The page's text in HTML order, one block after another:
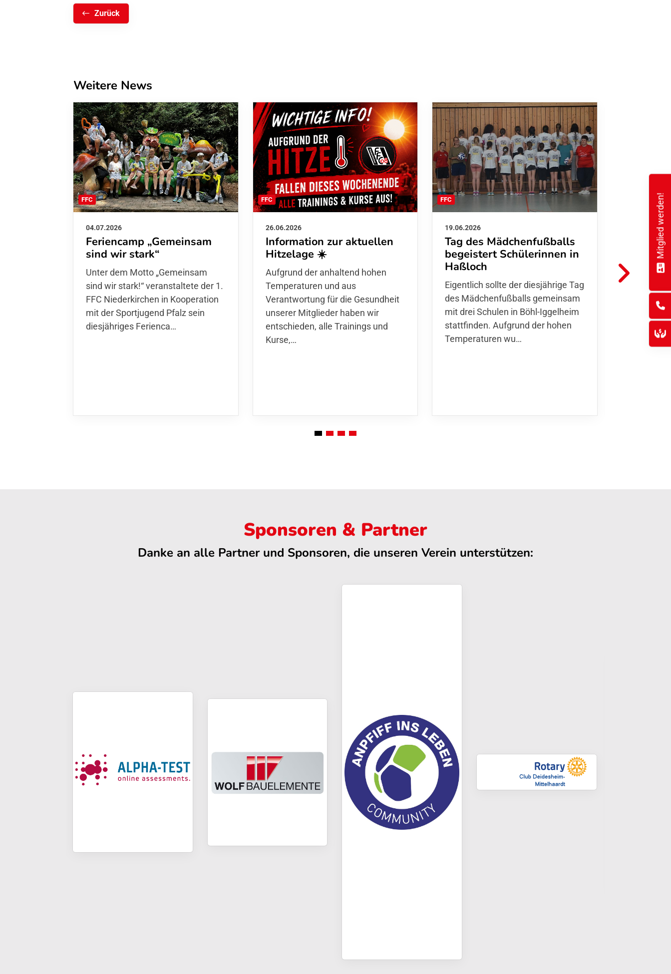
Zurück
Weitere News
FFC
04.07.2026
Feriencamp „Gemeinsam
sind wir stark“
Unter dem Motto „Gemeinsam sind
wir stark!“ veranstaltete der 1. FFC
Niederkirchen in Kooperation mit
der Sportjugend Pfalz sein
diesjähriges Ferienca…
FFC
26.06.2026
Information zur aktuellen
Hitzelage ☀️
Aufgrund der anhaltend hohen
Temperaturen und aus
Verantwortung für die Gesundheit
unserer Mitglieder haben wir
entschieden, alle Trainings und
Kurse,…
FFC
19.06.2026
Tag des Mädchenfußballs
begeistert Schülerinnen in
Haßloch
Eigentlich sollte der diesjährige Tag
des Mädchenfußballs gemeinsam
mit drei Schulen in Böhl-Iggelheim
stattfinden. Aufgrund der hohen
Temperaturen wu…
01.06.2026
Danke
FFC
Hoffmann
Thomas
den
Finnla…
Sponsoren & Partner
Danke an alle Partner und Sponsoren, die unseren Verein unterstützen:
Mitglied werden!